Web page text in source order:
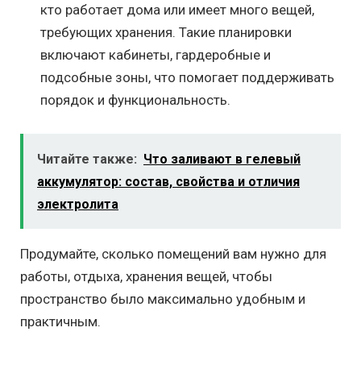
кто работает дома или имеет много вещей,
требующих хранения. Такие планировки
включают кабинеты, гардеробные и
подсобные зоны, что помогает поддерживать
порядок и функциональность.
Читайте также: Что заливают в гелевый
аккумулятор: состав, свойства и отличия
электролита
Продумайте, сколько помещений вам нужно для
работы, отдыха, хранения вещей, чтобы
пространство было максимально удобным и
практичным.